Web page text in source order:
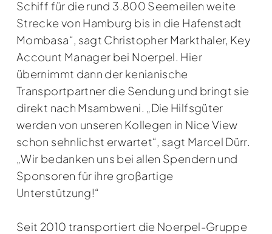
Schiff für die rund 3.800 Seemeilen weite
Strecke von Hamburg bis in die Hafenstadt
Mombasa“, sagt Christopher Markthaler, Key
Account Manager bei Noerpel. Hier
übernimmt dann der kenianische
Transportpartner die Sendung und bringt sie
direkt nach Msambweni. „Die Hilfsgüter
werden von unseren Kollegen in Nice View
schon sehnlichst erwartet“, sagt Marcel Dürr.
„Wir bedanken uns bei allen Spendern und
Sponsoren für ihre großartige
Unterstützung!“
Seit 2010 transportiert die Noerpel-Gruppe